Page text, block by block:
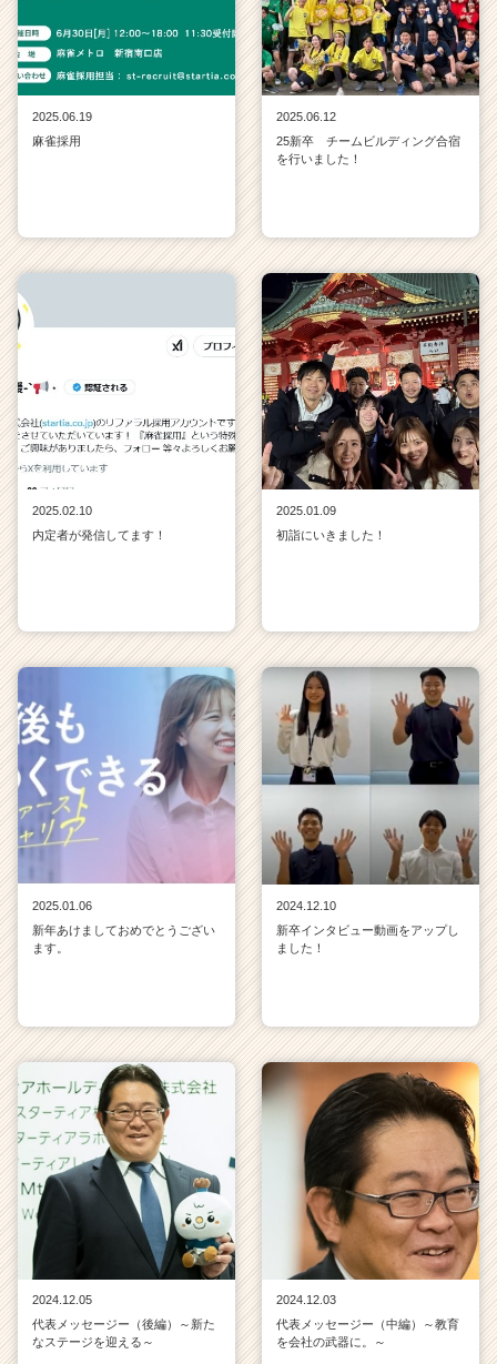
2025.06.19
麻雀採用
2025.06.12
25新卒 チームビルディング合宿
を行いました！
2025.02.10
内定者が発信してます！
2025.01.09
初詣にいきました！
2025.01.06
新年あけましておめでとうござい
ます。
2024.12.10
新卒インタビュー動画をアップし
ました！
2024.12.05
代表メッセージー（後編）～新た
なステージを迎える～
2024.12.03
代表メッセージー（中編）～教育
を会社の武器に。～